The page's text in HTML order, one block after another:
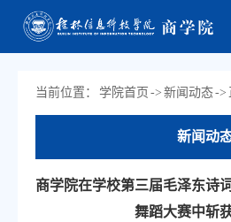
当前位置： 学院首页 -> 新闻动态->
新闻动
商学院在学校第三届毛泽东诗
舞蹈大赛中斩